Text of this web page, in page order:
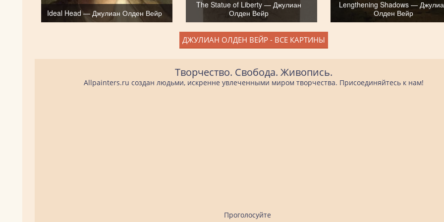
Ideal Head — Джулиан Олден Вейр
The Statue of Liberty — Джулиан
Олден Вейр
Lengthening Shadows —
Олден Вейр
ДЖУЛИАН ОЛДЕН ВЕЙР - ВСЕ КАРТИНЫ
Творчество. Свобода. Живопись.
Allpainters.ru создан людьми, искренне увлеченными миром творчества. Присоединяйтесь к нам!
Проголосуйте